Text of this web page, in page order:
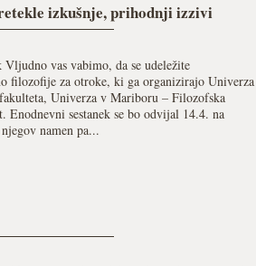
izkušnje, prihodnji izzivi
Vljudno vas vabimo, da se udeležite
filozofije za otroke, ki ga organizirajo Univerza
Univerza v Mariboru – Filozofska
Enodnevni sestanek se bo odvijal 14.4. na
namen pa...